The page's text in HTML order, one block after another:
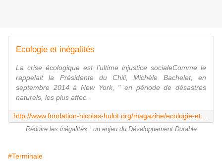
Ecologie et inégalités
La crise écologique est l'ultime injustice socialeComme le
rappelait la Présidente du Chili, Michèle Bachelet, en
septembre 2014 à New York, " en période de désastres
naturels, les plus affec...
Réduire les inégalités : un enjeu du Développement Durable
#Terminale